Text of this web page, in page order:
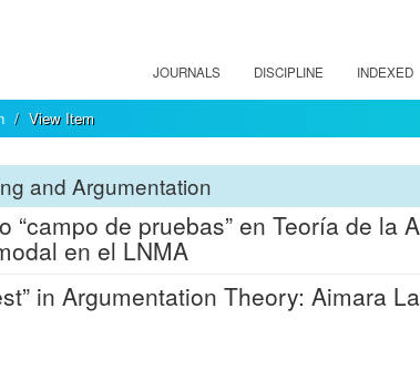
JOURNALS DISCIPLINE INDEXED
View Item
and Argumentation
de pruebas” en Teoría de la
en el LNMA
in Argumentation Theory: Aimara